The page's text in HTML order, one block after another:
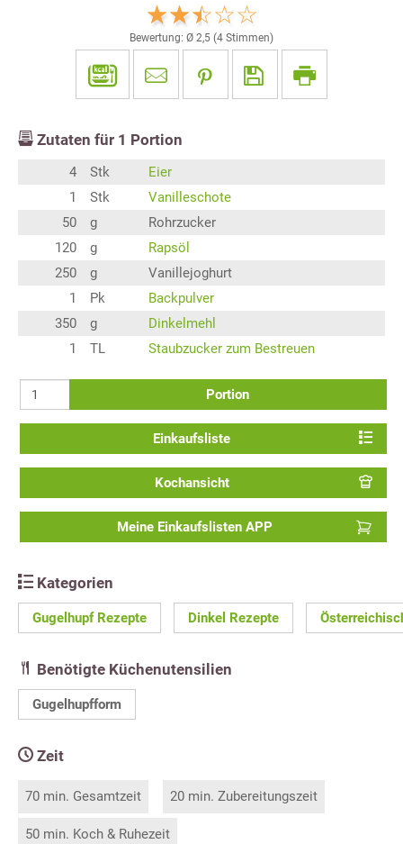
Bewertung: Ø 2,5 (4 Stimmen)
Zutaten für 1 Portion
4 Stk
Eier
1
Stk
Vanilleschote
50
g
Rohrzucker
120
g
Rapsöl
250
g
Vanillejoghurt
1
Pk
Backpulver
350
g
Dinkelmehl
1
TL Staubzucker zum Bestreuen
Portion
Einkaufsliste
Kochansicht
Meine Einkaufslisten APP
Kategorien
Gugelhupf Rezepte Dinkel Rezepte
Benötigte Küchenutensilien
Gugelhupfform
Zeit
70 min. Gesamtzeit 20 min. Zubereitungszeit
50 min. Koch & Ruhezeit